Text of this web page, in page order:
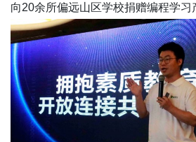
向20余所偏远山区学校捐赠编程学习